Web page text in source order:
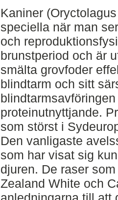
Kaniner
speciella när man
och
brunstperiod och är
smälta grovfoder
blindtarm och sitt
proteinutnyttjande.
som störst i
Den vanligaste
som har visat sig
djuren. De raser
Zealand White och